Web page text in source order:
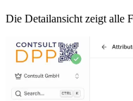
Die Detailansicht zeigt alle